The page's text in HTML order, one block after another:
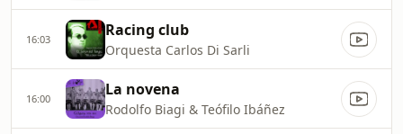
16:03 Racing club
Orquesta Carlos Di Sarli
16:00 La novena
Rodolfo Biagi & Teófilo Ibáñez